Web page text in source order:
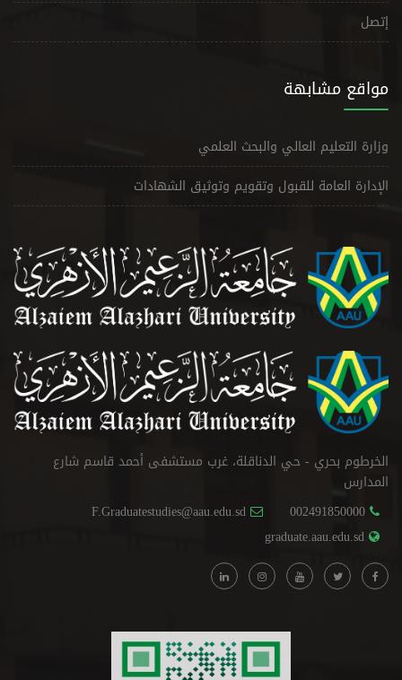
إتصل
مواقع مشابهة
وزارة التعليم العالي والبحث العلمي
الإدارة العامة للقبول وتقويم وتوثيق الشهادات
الخرطوم بحري - حي الدناقلة، غرب مستشفى أحمد قاسم شارع
المدارس
002491850000
F.Graduatestudies@aau.edu.sd
graduate.aau.edu.sd